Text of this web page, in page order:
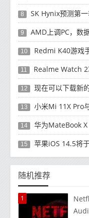
8 SK Hynix预测第一季
9 AMD上调PC，数
10 Redmi K40游戏
11 Realme Watch
12 现在可以下载新
13 小米Mi 11X Pro
14 华为MateBook
15 苹果iOS 14.5将
随机推荐
1